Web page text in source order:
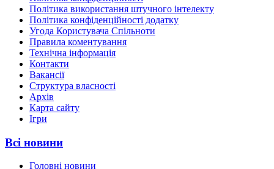
Політика використання штучного інтелекту
Політика конфіденційності додатку
Угода Користувача Спільноти
Правила коментування
Технічна інформація
Контакти
Вакансії
Структура власності
Архів
Карта сайту
Ігри
Всі новини
Головні новини